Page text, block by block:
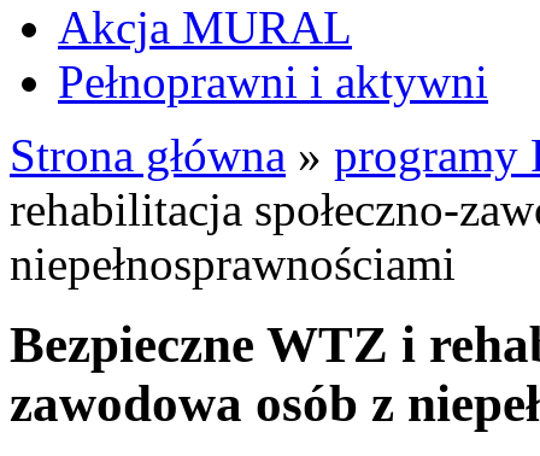
Akcja MURAL
Pełnoprawni i aktywni
Strona główna » programy
rehabilitacja społeczno-
niepełnosprawnościami
Bezpieczne WTZ i
zawodowa osób z